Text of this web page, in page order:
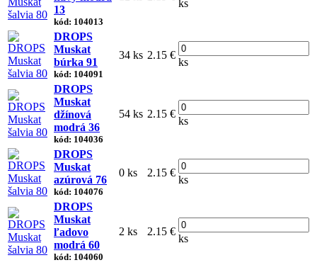
13
kód: 104013
ks
DROPS
Muskat
búrka 91
kód: 104091
34 ks 2.15 €
ks
DROPS
Muskat
džínová
modrá 36
kód: 104036
54 ks 2.15 €
ks
DROPS
Muskat
azúrová 76
kód: 104076
0 ks 2.15 €
ks
DROPS
Muskat
ľadovo
modrá 60
kód: 104060
2 ks 2.15 €
ks